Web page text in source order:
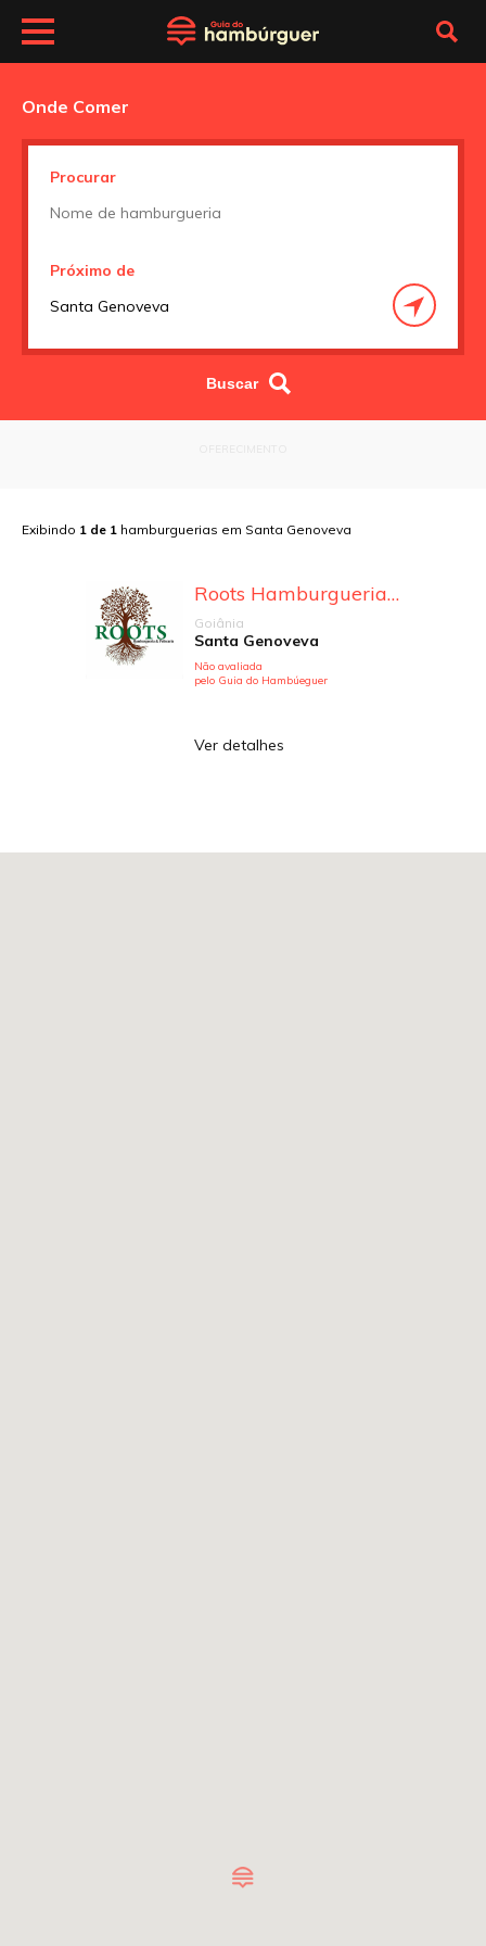
Onde Comer
Procurar
Próximo de
Exibindo 1 de 1 hamburguerias em Santa Genoveva
Roots Hamburgueria Rock Bar
Goiânia
Santa Genoveva
Não avaliada
pelo Guia do Hambúeguer
Ver detalhes